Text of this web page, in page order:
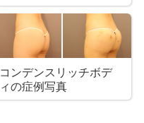
コンデンスリッチボデ
ィの症例写真